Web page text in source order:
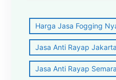
Harga Jasa Fogging
Jasa Anti Rayap Jakarta
Jasa Anti Rayap